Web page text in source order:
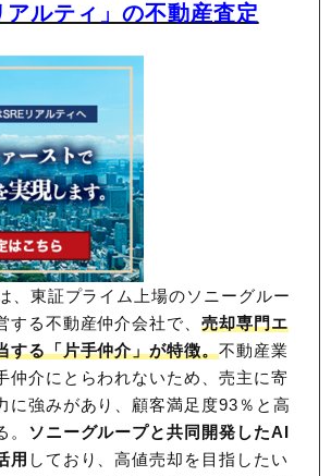
アルティ」の不動産査定
、東証プライム上場のソニーグルー
する不動産仲介会社で、売却専門エ
する「片手仲介」が特徴。不動産業
仲介にとらわれないため、売主に寄
に強みがあり、顧客満足度93％と高
ソニーグループと共同開発したAI
用 しており、高値売却を目指したい